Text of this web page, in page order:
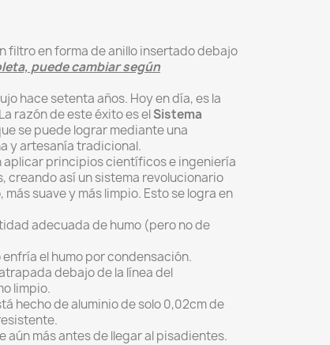
filtro en forma de anillo insertado debajo
puede cambiar según
hace setenta años. Hoy en día, es la
razón de este éxito es elSistema
se puede lograr mediante una
y artesanía tradicional.
aplicar principios científicos e ingeniería
creando así un sistema revolucionario
suave y más limpio. Esto se logra en
adecuada de humo (pero no de
el humo por condensación.
debajo de la línea del
limpio.
hecho de aluminio de solo 0,02cm de
aún más antes de llegar al pisadientes.